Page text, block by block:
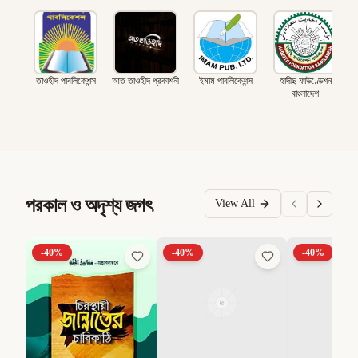
তাওহীদ পাবলিকেশন্স আত তাওহীদ প্রকাশনী ইমাম পাবলিকেশন্স
হাদীছ ফাউণ্ডেশন
বাংলাদেশ
পরকাল ও অদৃশ্য জগৎ View All
-40% -40% -40%